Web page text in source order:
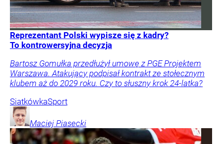
Reprezentant Polski wypisze się z kadry?
To kontrowersyjna decyzja
Bartosz Gomułka przedłużył umowę z PGE Projektem
Warszawa. Atakujący podpisał kontrakt ze stołecznym
klubem aż do 2029 roku. Czy to słuszny krok 24-latka?
SiatkówkaSport
Maciej Piasecki